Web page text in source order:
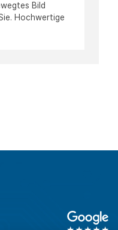
Bild
Hochwertige